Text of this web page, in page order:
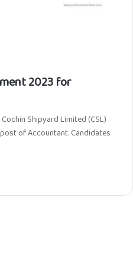
2023 for
Shipyard Limited (CSL)
of Accountant. Candidates